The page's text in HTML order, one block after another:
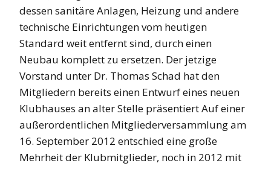
dessen sanitäre Anlagen, Heizung und andere
technische Einrichtungen vom heutigen
Standard weit entfernt sind, durch einen
Neubau komplett zu ersetzen. Der jetzige
Vorstand unter Dr. Thomas Schad hat den
Mitgliedern bereits einen Entwurf eines neuen
Klubhauses an alter Stelle präsentiert Auf einer
außerordentlichen Mitgliederversammlung am
16. September 2012 entschied eine große
Mehrheit der Klubmitglieder, noch in 2012 mit